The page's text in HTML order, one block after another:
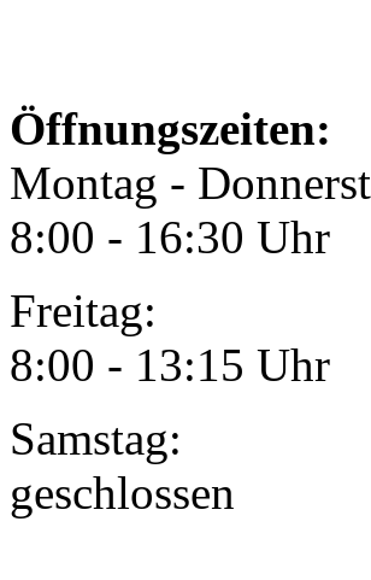
Öffnungszeiten:
Montag -
8:00 - 16:30 Uhr
Freitag:
8:00 - 13:15 Uhr
Samstag:
geschlossen